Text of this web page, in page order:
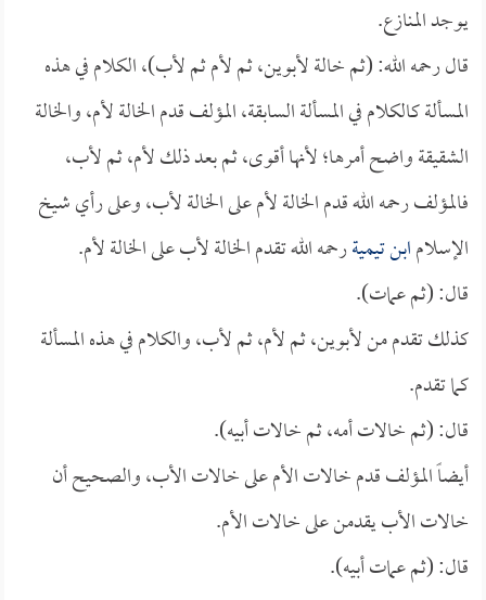
يوجد المنازع.
قال رحمه الله: (ثم خالة لأبوين، ثم لأم ثم لأب)، الكلام في هذه
المسألة كالكلام في المسألة السابقة، المؤلف قدم الخالة لأم، والخالة
الشقيقة واضح أمرها؛ لأنها أقوى، ثم بعد ذلك لأم، ثم لأب،
فالمؤلف رحمه الله قدم الخالة لأم على الخالة لأب، وعلى رأي شيخ
الإسلامابن تيميةرحمه الله تقدم الخالة لأب على الخالة لأم.
قال: (ثم عمات).
كذلك تقدم من لأبوين، ثم لأم، ثم لأب، والكلام في هذه المسألة
كما تقدم.
قال: (ثم خالات أمه، ثم خالات أبيه).
أيضاً المؤلف قدم خالات الأم على خالات الأب، والصحيح أن
خالات الأب يقدمن على خالات الأم.
قال: (ثم عمات أبيه).